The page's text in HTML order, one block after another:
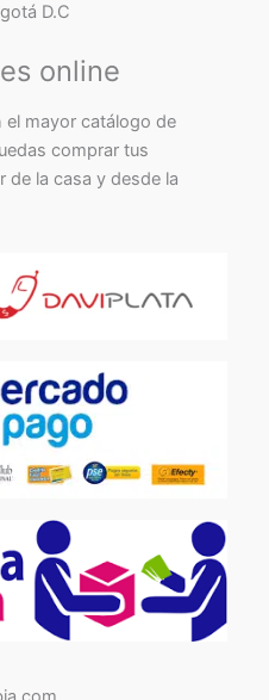
D.C
online
mayor catálogo de
comprar tus
de la casa y desde la
Facebook
Instagram